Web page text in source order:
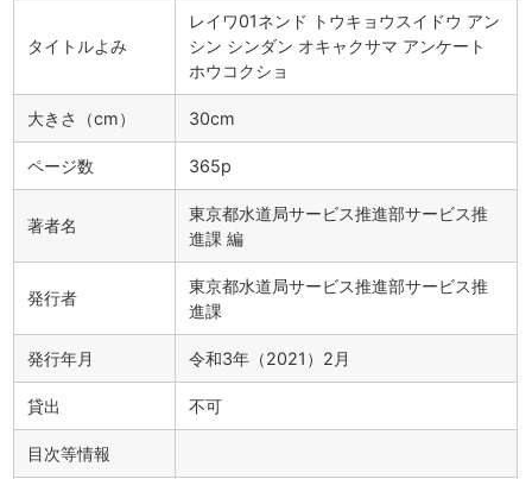
タイトルよみ
レイワ01ネンド トウキョウスイドウ アン
シン シンダン オキャクサマ アンケート
ホウコクショ
大きさ（cm） 30cm
ページ数 365p
著者名
東京都水道局サービス推進部サービス推
進課 編
発行者
東京都水道局サービス推進部サービス推
進課
発行年月 令和3年（2021）2月
貸出 不可
目次等情報